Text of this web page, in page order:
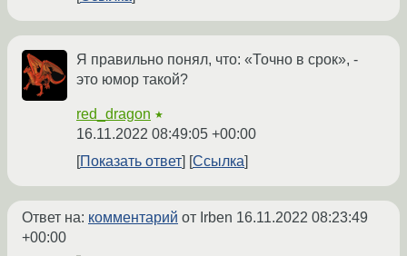
Я правильно понял, что: «Точно в срок», -
это юмор такой?
red_dragon ★
16.11.2022 08:49:05 +00:00
Показать ответ
Ссылка
Ответ на: комментарий от Irben 16.11.2022 08:23:49
+00:00